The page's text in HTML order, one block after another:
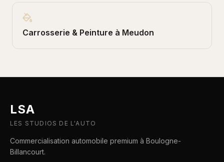
Carrosserie & Peinture à Meudon
LSA
LES STUDIOS DE L'AUTO
Commercialisation automobile premium à Boulogne-
Billancourt.